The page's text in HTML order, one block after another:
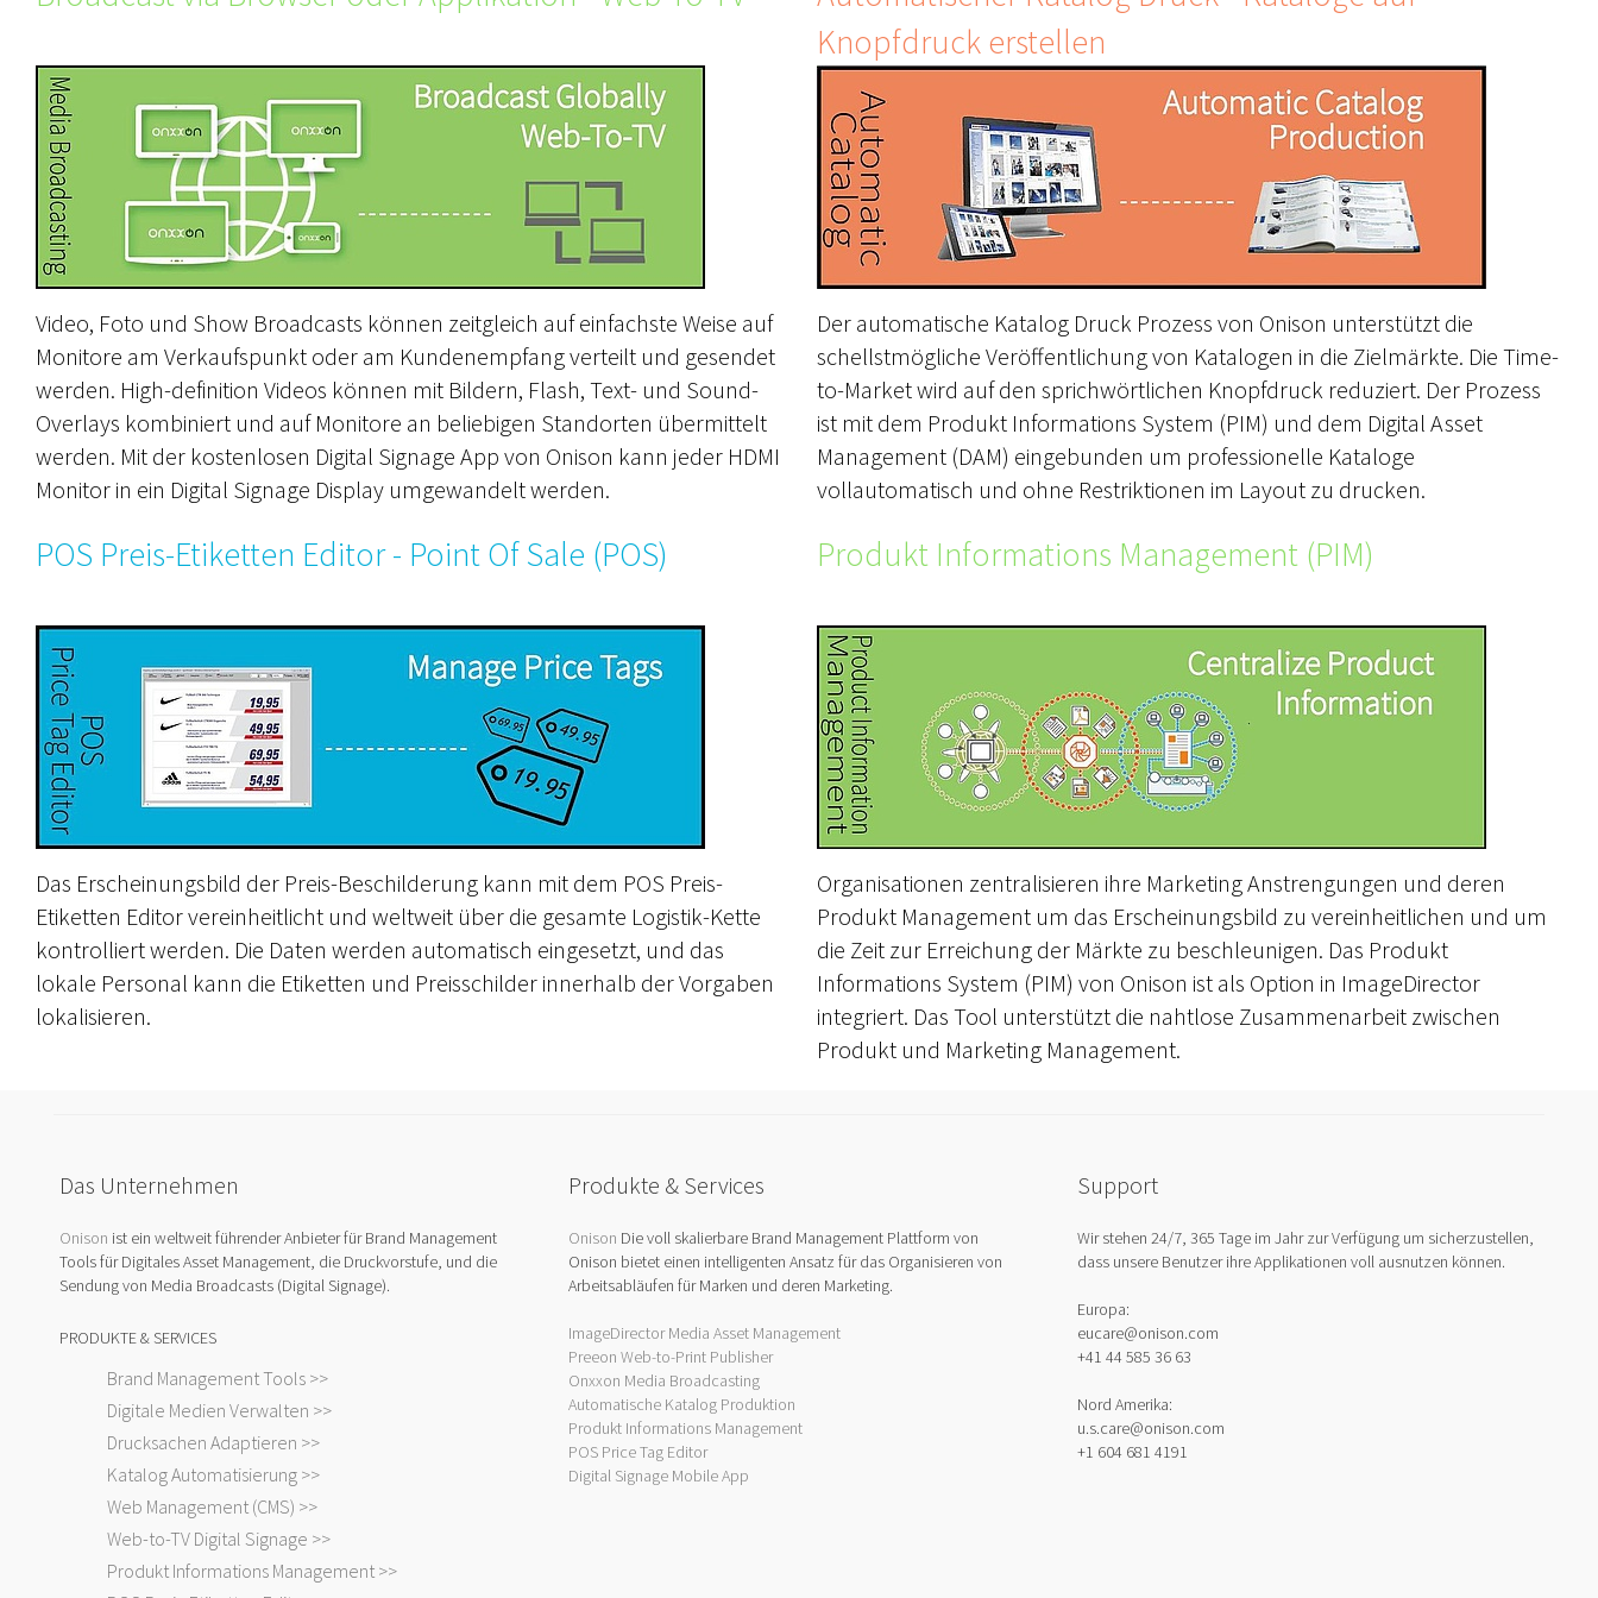
Video, Foto und Show Broadcasts können zeitgleich auf einfachste Weise auf
Monitore am Verkaufspunkt oder am Kundenempfang verteilt und gesendet
werden. High-definition Videos können mit Bildern, Flash, Text- und Sound-
Overlays kombiniert und auf Monitore an beliebigen Standorten übermittelt
werden. Mit der kostenlosen Digital Signage App von Onison kann jeder HDMI
Monitor in ein Digital Signage Display umgewandelt werden.
Knopfdruck erstellen
Der automatische Katalog Druck Prozess von Onison unterstützt die
schellstmögliche Veröffentlichung von Katalogen in die Zielmärkte. Die Time-
to-Market wird auf den sprichwörtlichen Knopfdruck reduziert. Der Prozess
ist mit dem Produkt Informations System (PIM) und dem Digital Asset
Management (DAM) eingebunden um professionelle Kataloge
vollautomatisch und ohne Restriktionen im Layout zu drucken.
POS Preis-Etiketten Editor - Point Of Sale (POS)
Das Erscheinungsbild der Preis-Beschilderung kann mit dem POS Preis-
Etiketten Editor vereinheitlicht und weltweit über die gesamte Logistik-Kette
kontrolliert werden. Die Daten werden automatisch eingesetzt, und das
lokale Personal kann die Etiketten und Preisschilder innerhalb der Vorgaben
lokalisieren.
Produkt Informations Management (PIM)
Organisationen zentralisieren ihre Marketing Anstrengungen und deren
Produkt Management um das Erscheinungsbild zu vereinheitlichen und um
die Zeit zur Erreichung der Märkte zu beschleunigen. Das Produkt
Informations System (PIM) von Onison ist als Option in ImageDirector
integriert. Das Tool unterstützt die nahtlose Zusammenarbeit zwischen
Produkt und Marketing Management.
Das Unternehmen
Onison ist ein weltweit führender Anbieter für Brand Management
Tools für Digitales Asset Management, die Druckvorstufe, und die
Sendung von Media Broadcasts (Digital Signage).
PRODUKTE & SERVICES
Brand Management Tools >>
Digitale Medien Verwalten >>
Drucksachen Adaptieren >>
Katalog Automatisierung >>
Web Management (CMS) >>
Web-to-TV Digital Signage >>
Produkt Informations Management >>
Produkte & Services
Onison Die voll skalierbare Brand Management Plattform von
Onison bietet einen intelligenten Ansatz für das Organisieren von
Arbeitsabläufen für Marken und deren Marketing.
ImageDirector Media Asset Management
Preeon Web-to-Print Publisher
Onxxon Media Broadcasting
Automatische Katalog Produktion
Produkt Informations Management
POS Price Tag Editor
Digital Signage Mobile App
Support
Wir stehen 24/7, 365 Tage im Jahr zur Verfügung um sicherzustellen,
dass unsere Benutzer ihre Applikationen voll ausnutzen können.
Europa:
eucare@onison.com
+41 44 585 36 63
Nord Amerika:
u.s.care@onison.com
+1 604 681 4191